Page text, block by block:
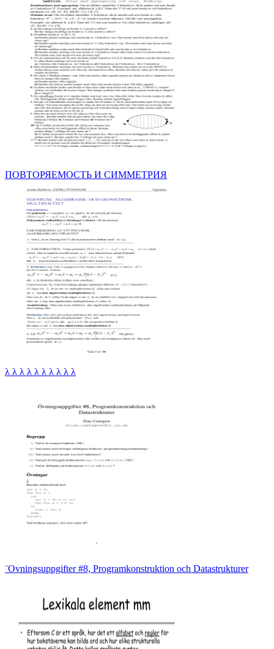
ПОВТОРЯЕМОСТЬ И СИММЕТРИЯ
λ λ λ λ λ λ λ λ λ λ
¨Ovningsuppgifter #8, Programkonstruktion och Datastrukturer